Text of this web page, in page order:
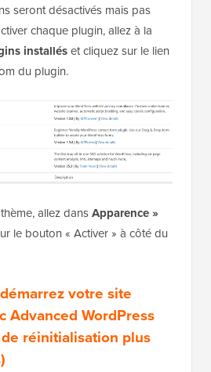
seront désactivés mais pas
chaque plugin, allez à la
installéset cliquez sur le lien
du plugin.
allez dansApparence »
le bouton « Activer » à côté du
votre site
Advanced WordPress
réinitialisation plus